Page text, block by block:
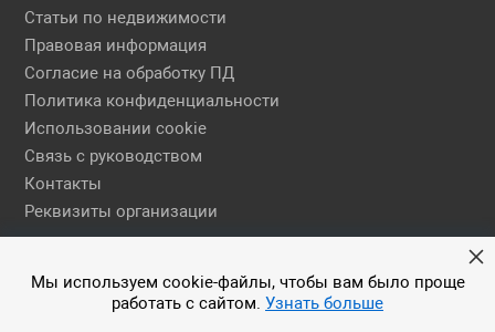
Статьи по недвижимости
Правовая информация
Согласие на обработку ПД
Политика конфиденциальности
Использовании cookie
Связь с руководством
Контакты
Реквизиты организации
Правовая информация
© 2026 АН ЕГСН
Мы используем cookie-файлы, чтобы вам было проще
работать с сайтом. Узнать больше